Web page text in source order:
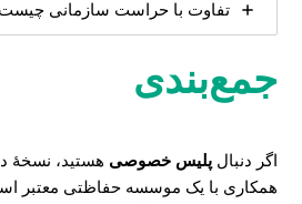
تفاوت با حراست سازمانی
جمع‌بندی
اگر دنبالپلیس خصوصی هستید، نسخهٔ
همکاری با یک موسسه حفاظتی معتبر